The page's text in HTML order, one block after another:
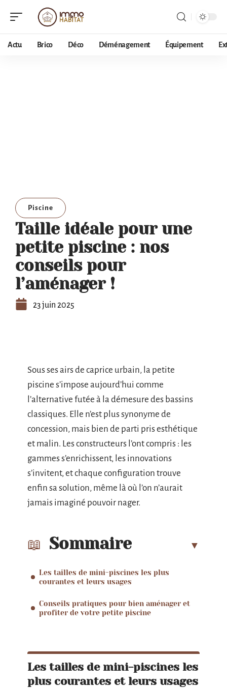
Actu Brico Déco Déménagement Équipement
Piscine
Taille idéale pour une
petite piscine : nos
conseils pour
l’aménager !
23 juin 2025
Sous ses airs de caprice urbain, la petite
piscine s’impose aujourd’hui comme
l’alternative futée à la démesure des bassins
classiques. Elle n’est plus synonyme de
concession, mais bien de parti pris esthétique
et malin. Les constructeurs l’ont compris : les
gammes s’enrichissent, les innovations
s’invitent, et chaque configuration trouve
enfin sa solution, même là où l’on n’aurait
jamais imaginé pouvoir nager.
Sommaire
Les tailles de mini-piscines les plus
courantes et leurs usages
Conseils pratiques pour bien aménager et
profiter de votre petite piscine
Les tailles de mini-piscines les
plus courantes et leurs usages